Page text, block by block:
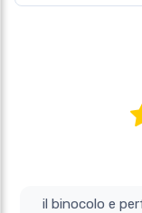
il binocolo e perfetto si vede anche